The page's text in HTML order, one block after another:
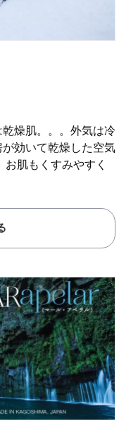
燥肌。。。外気は冷
効いて乾燥した空気
肌もくすみやすく